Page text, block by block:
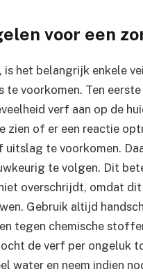
voor een
is het belangrijk enkele
te voorkomen. Ten
verf aan op de
zien of er een reactie
te voorkomen.
te volgen. Dit
overschrijdt, omdat
Gebruik altijd
tegen chemische
de verf per ongeluk
water en neem indien